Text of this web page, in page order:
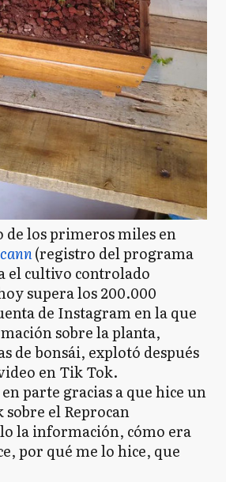
los primeros miles en
(registro del programa
el cultivo controlado
supera los 200.000
de Instagram en la que
sobre la planta,
de bonsái, explotó después
en Tik Tok.
parte gracias a que hice un
el Reprocan
la información, cómo era
por qué me lo hice, que